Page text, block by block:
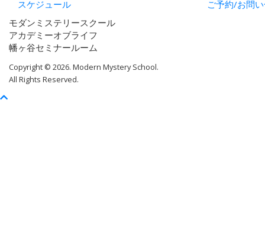
スケジュール
ご予約/お問
モダンミステリースクール
アカデミーオブライフ
幡ヶ谷セミナールーム
Copyright © 2026. Modern Mystery School.
All Rights Reserved.